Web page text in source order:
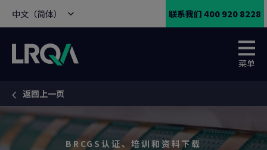
中文（简体） 联系我们 400 920 8228
菜单
You are here:
返回上一页
BRCGS认证、培训和资料下载